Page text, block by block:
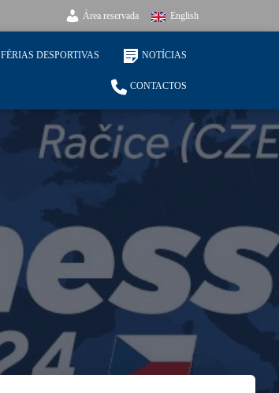
Área reservada English
FÉRIAS DESPORTIVAS NOTÍCIAS
CONTACTOS